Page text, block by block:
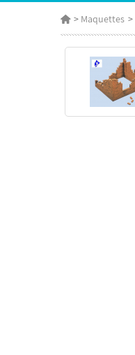
> Maquettes >